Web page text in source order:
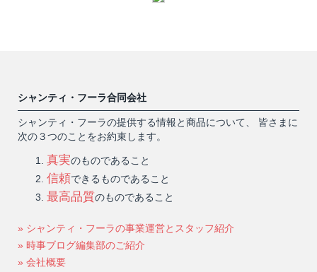
シャンティ・フーラ合同会社
シャンティ・フーラの提供する情報と商品について、 皆さまに
次の３つのことをお約束します。
真実のものであること
信頼できるものであること
最高品質のものであること
» シャンティ・フーラの事業運営とスタッフ紹介
» 時事ブログ編集部のご紹介
» 会社概要